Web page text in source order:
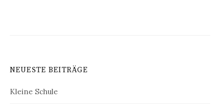
NEUESTE BEITRÄGE
Kleine Schule